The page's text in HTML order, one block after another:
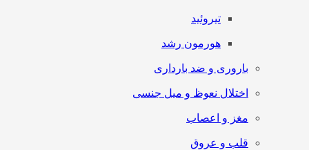
تیروئید
هورمون رشد
باروری و ضد بارداری
اختلال نعوظ و میل جنسی
مغز و اعصاب
قلب و عروق